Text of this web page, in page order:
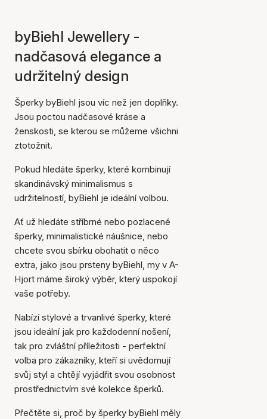
byBiehl Jewellery -
nadčasová elegance a
udržitelný design
Šperky byBiehl jsou víc než jen doplňky.
Jsou poctou nadčasové kráse a
ženskosti, se kterou se můžeme všichni
ztotožnit.
Pokud hledáte šperky, které kombinují
skandinávský minimalismus s
udržitelností, byBiehl je ideální volbou.
Ať už hledáte stříbrné nebo pozlacené
šperky, minimalistické náušnice, nebo
chcete svou sbírku obohatit o něco
extra, jako jsou prsteny byBiehl, my v A-
Hjort máme široký výběr, který uspokojí
vaše potřeby.
Nabízí stylové a trvanlivé šperky, které
jsou ideální jak pro každodenní nošení,
tak pro zvláštní příležitosti - perfektní
volba pro zákazníky, kteří si uvědomují
svůj styl a chtějí vyjádřit svou osobnost
prostřednictvím své kolekce šperků.
Přečtěte si, proč by šperky byBiehl měly